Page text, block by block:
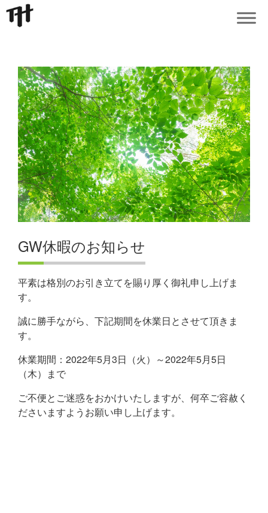
GW休暇のお知らせ
平素は格別のお引き立てを賜り厚く御礼申し上げま
す。
誠に勝手ながら、下記期間を休業日とさせて頂きま
す。
休業期間：2022年5月3日（火）～2022年5月5日
（木）まで
ご不便とご迷惑をおかけいたしますが、何卒ご容赦く
ださいますようお願い申し上げます。